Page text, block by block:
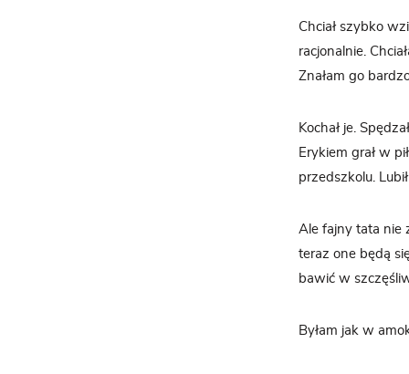
Chciał szybko
racjonalnie.
Znałam go
Kochał je.
Erykiem grał w
przedszkolu.
Ale fajny tata nie
teraz one będą
bawić w
Byłam jak w